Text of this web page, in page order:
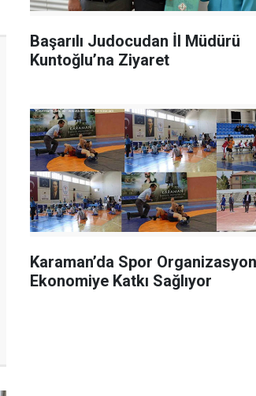
Başarılı Judocudan İl Müdürü
Kuntoğlu’na Ziyaret
Karaman’da Spor
Ekonomiye Katkı Sağlıyor